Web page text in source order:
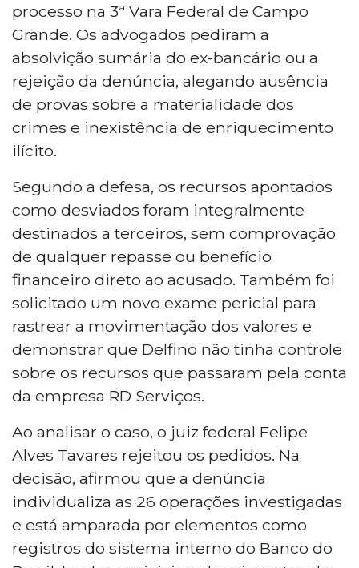
processo na 3ª Vara Federal de Campo
Grande. Os advogados pediram a
absolvição sumária do ex-bancário ou a
rejeição da denúncia, alegando ausência
de provas sobre a materialidade dos
crimes e inexistência de enriquecimento
ilícito.
Segundo a defesa, os recursos apontados
como desviados foram integralmente
destinados a terceiros, sem comprovação
de qualquer repasse ou benefício
financeiro direto ao acusado. Também foi
solicitado um novo exame pericial para
rastrear a movimentação dos valores e
demonstrar que Delfino não tinha controle
sobre os recursos que passaram pela conta
da empresa RD Serviços.
Ao analisar o caso, o juiz federal Felipe
Alves Tavares rejeitou os pedidos. Na
decisão, afirmou que a denúncia
individualiza as 26 operações investigadas
e está amparada por elementos como
registros do sistema interno do Banco do